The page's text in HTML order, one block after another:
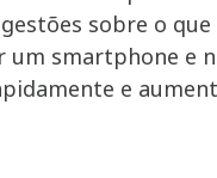
sobre o
smartphone e
e